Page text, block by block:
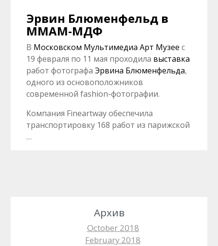
Эрвин Блюменфельд в
ММАМ-МДФ
В Московском Мультимедиа Арт Музее с
19 февраля по 11 мая проходила выставка
работ фотографаЭрвина Блюменфельда,
одного из основоположников
современной fashion-фотографии.
Компания Fineartway обеспечила
транспортировку 168 работ из парижской
…
Архив
October 2018
February 2018